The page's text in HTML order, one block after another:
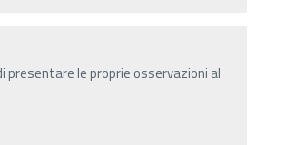
le proprie osservazioni al